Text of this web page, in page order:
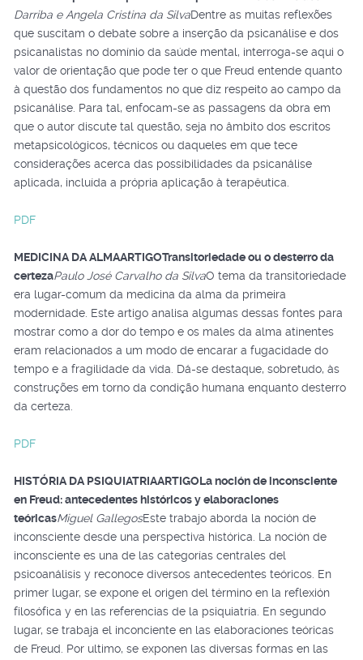
Darriba e Angela Cristina da SilvaDentre as muitas reflexões
que suscitam o debate sobre a inserção da psicanálise e dos
psicanalistas no domínio da saúde mental, interroga-se aqui o
valor de orientação que pode ter o que Freud entende quanto
à questão dos fundamentos no que diz respeito ao campo da
psicanálise. Para tal, enfocam-se as passagens da obra em
que o autor discute tal questão, seja no âmbito dos escritos
metapsicológicos, técnicos ou daqueles em que tece
considerações acerca das possibilidades da psicanálise
aplicada, incluída a própria aplicação à terapêutica.
PDF
MEDICINA DA ALMAARTIGOTransitoriedade ou o desterro da
certezaPaulo José Carvalho da SilvaO tema da transitoriedade
era lugar-comum da medicina da alma da primeira
modernidade. Este artigo analisa algumas dessas fontes para
mostrar como a dor do tempo e os males da alma atinentes
eram relacionados a um modo de encarar a fugacidade do
tempo e a fragilidade da vida. Dá-se destaque, sobretudo, às
construções em torno da condição humana enquanto desterro
da certeza.
PDF
HISTÓRIA DA PSIQUIATRIAARTIGOLa noción de inconsciente
en Freud: antecedentes históricos y elaboraciones
teóricasMiguel GallegosEste trabajo aborda la noción de
inconsciente desde una perspectiva histórica. La noción de
inconsciente es una de las categorías centrales del
psicoanálisis y reconoce diversos antecedentes teóricos. En
primer lugar, se expone el origen del término en la reflexión
filosófica y en las referencias de la psiquiatría. En segundo
lugar, se trabaja el inconciente en las elaboraciones teóricas
de Freud. Por ultimo, se exponen las diversas formas en las